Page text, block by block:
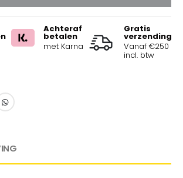
Achteraf
betalen
met Karna
Gratis
verzending
Vanaf €250
incl. btw